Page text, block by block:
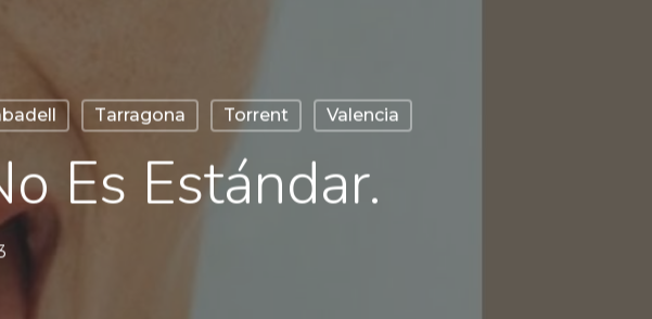
Tarragona Torrent Valencia
Es Estándar.